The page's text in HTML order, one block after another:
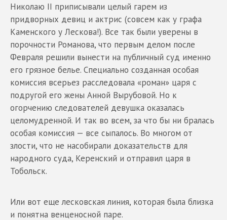
Николаю II приписывали целый гарем из
придворных девиц и актрис (совсем как у графа
Каменского у Лескова!). Все так были уверены в
порочности Романова, что первым делом после
Февраля решили вынести на публичный суд именно
его грязное белье. Специально созданная особая
комиссия всерьез расследовала «роман» царя с
подругой его жены Анной Вырубовой. Но к
огорчению следователей девушка оказалась
целомудренной. И так во всем, за что бы ни бралась
особая комиссия — все сыпалось. Во многом от
злости, что не насобирали доказательств для
народного суда, Керенский и отправил царя в
Тобольск.
Или вот еще лесковская линия, которая была близка
и понятна венценосной паре.